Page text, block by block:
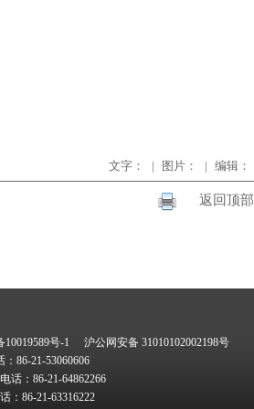
文字： | 图片： | 编辑：
返回顶部
10019589号-1
沪公网安备 31010102002198号
86-21-53060606
话：86-21-64862266
：86-21-63316222